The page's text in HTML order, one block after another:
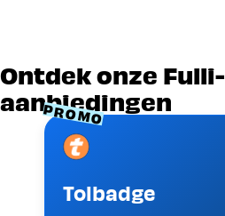
Ontdek onze Fulli-
aanbiedingen
PROMO
Image
Tolbadge